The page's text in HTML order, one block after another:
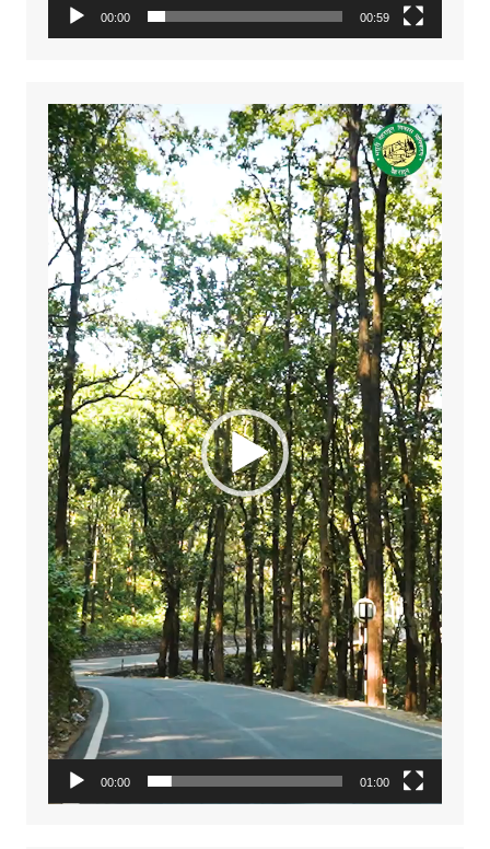
00:00 00:59
Video
Player
00:00 01:00